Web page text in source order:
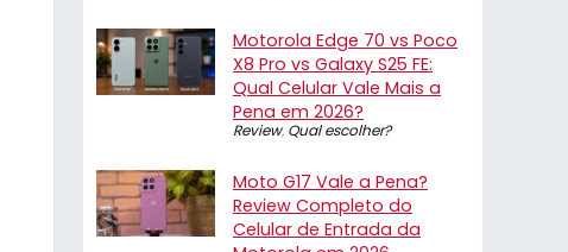
Motorola Edge 70 vs Poco
X8 Pro vs Galaxy S25 FE:
Qual Celular Vale Mais a
Pena em 2026?
Review, Qual escolher?
Moto G17 Vale a Pena?
Review Completo do
Celular de Entrada da